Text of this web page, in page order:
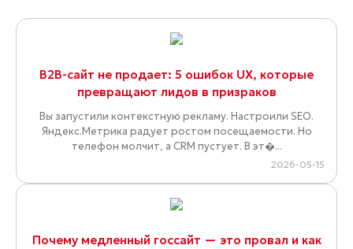
B2B-сайт не продает: 5 ошибок UX, которые
превращают лидов в призраков
Вы запустили контекстную рекламу. Настроили SEO.
Яндекс.Метрика радует ростом посещаемости. Но
телефон молчит, а CRM пустует. В эт�...
2026-05-15
Почему медленный госсайт — это провал и как